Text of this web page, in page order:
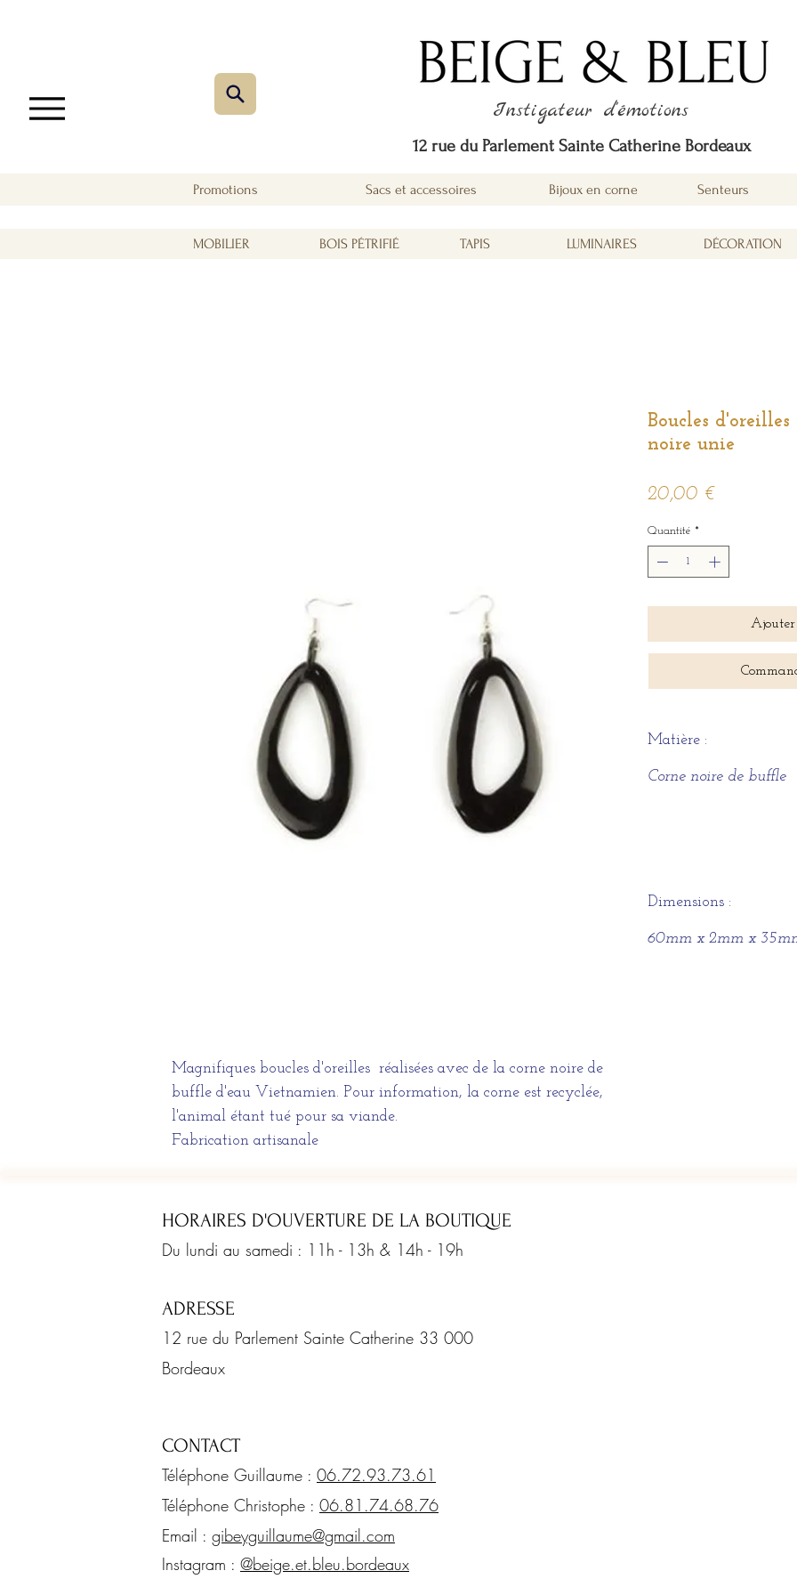
Instigateur d'émotions
12 rue du Parlement Sainte Catherine Bordeaux
Promotions Sacs et accessoires Bijoux en corne Senteurs
MOBILIER BOIS PÉTRIFIÉ TAPIS LUMINAIRES DÉCORATION
Magnifiques boucles d'oreilles réalisées avec de la corne noire de
buffle d'eau Vietnamien. Pour information, la corne est recyclée,
l'animal étant tué pour sa viande.
Fabrication artisanale
Boucles d'oreilles
noire unie
20,00 €Prix
Quantité *
Matière :
Corne noire de buffle
Dimensions :
60mm x 2mm x
HORAIRES D'OUVERTURE DE LA BOUTIQUE
Du lundi au samedi : 11h - 13h & 14h - 19h
ADRESSE
12 rue du Parlement Sainte Catherine 33 000
Bordeaux
CONTACT
Téléphone Guillaume : 06.72.93.73.61
Téléphone Christophe : 06.81.74.68.76
Email : gibeyguillaume@gmail.com
Instagram : @beige.et.bleu.bordeaux